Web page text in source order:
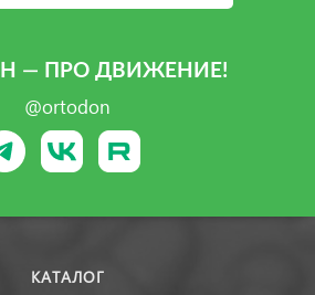
— ПРО ДВИЖЕНИЕ!
@ortodon
КАТАЛОГ